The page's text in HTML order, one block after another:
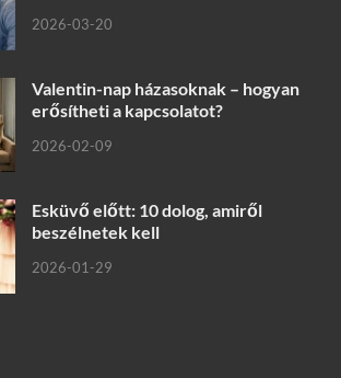
2026-03-20
Valentin-nap házasoknak – hogyan
erősítheti a kapcsolatot?
2026-02-09
Esküvő előtt: 10 dolog, amiről
beszélnetek kell
2026-01-29